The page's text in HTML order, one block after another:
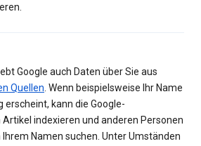
Google auch Daten über Sie aus
Quellen. Wenn beispielsweise Ihr Name
erscheint, kann die Google-
indexieren und anderen Personen
Namen suchen. Unter Umständen